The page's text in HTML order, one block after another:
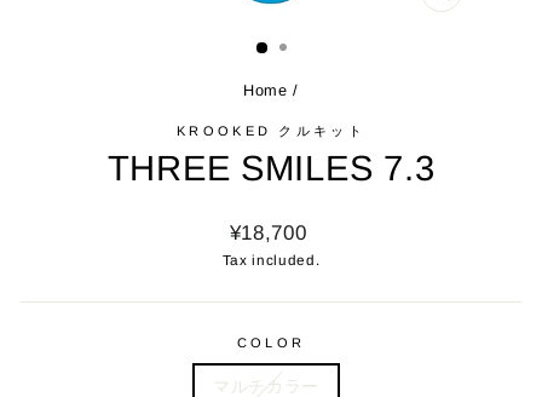
CLOSE
Home/
KROOKED クルキット
THREE SMILES 7.3
Regular
price
¥18,700
Tax included.
COLOR
マルチカラー